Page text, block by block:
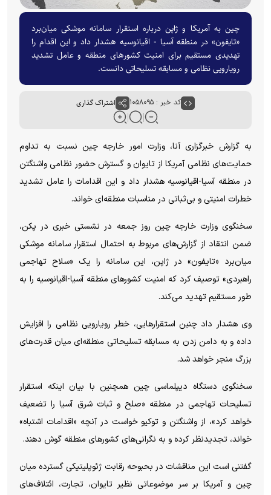
چین به آمریکا و ژاپن درباره استقرار سامانه موشکی میان‌برد
«تایفون» در منطقه آسیا - اقیانوسیه هشدار داد و این اقدام را
تهدیدی مستقیم برای امنیت کشور‌های منطقه و عامل تشدید
رویارویی نظامی و مسابقه تسلیحاتی دانست.
کد خبر : ۱۰۵۸۰۹۵ اشتراک گذاری
به گزارش خبرگزاری آنا، وزارت امور خارجه چین نسبت به تداوم
حمایت‌های نظامی آمریکا از تایوان و گسترش حضور نظامی واشنگتن
در منطقه آسیا-اقیانوسیه هشدار داد و این اقدامات را عامل تشدید
خطرات امنیتی و بی‌ثباتی در مناسبات منطقه‌ای خواند.
سخنگوی وزارت خارجه چین روز جمعه در نشستی خبری در پکن،
ضمن انتقاد از گزارش‌های مربوط به احتمال استقرار سامانه موشکی
میان‌برد «تایفون» در ژاپن، این سامانه را یک «سلاح تهاجمی
راهبردی» توصیف کرد که امنیت کشور‌های منطقه آسیا-اقیانوسیه را به
طور مستقیم تهدید می‌کند.
وی هشدار داد چنین استقرارهایی، خطر رویارویی نظامی را افزایش
داده و به دامن زدن به مسابقه تسلیحاتی منطقه‌ای میان قدرت‌های
بزرگ منجر خواهد شد.
سخنگوی دستگاه دیپلماسی چین همچنین با بیان اینکه استقرار
تسلیحات تهاجمی در منطقه «صلح و ثبات شرق آسیا را تضعیف
خواهد کرد»، از واشنگتن و توکیو خواست در آنچه «اقدامات اشتباه»
خواند، تجدیدنظر کرده و به نگرانی‌های کشور‌های منطقه گوش دهند.
گفتنی است این مناقشات در بحبوحه رقابت ژئوپلیتیکی گسترده میان
چین و آمریکا بر سر موضوعاتی نظیر تایوان، تجارت، ائتلاف‌های